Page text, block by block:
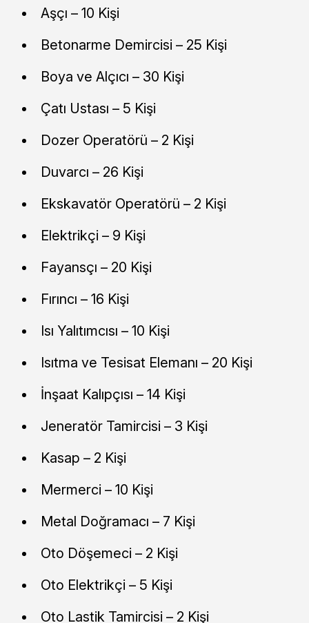
Aşçı – 10 Kişi
Betonarme Demircisi – 25 Kişi
Boya ve Alçıcı – 30 Kişi
Çatı Ustası – 5 Kişi
Dozer Operatörü – 2 Kişi
Duvarcı – 26 Kişi
Ekskavatör Operatörü – 2 Kişi
Elektrikçi – 9 Kişi
Fayansçı – 20 Kişi
Fırıncı – 16 Kişi
Isı Yalıtımcısı – 10 Kişi
Isıtma ve Tesisat Elemanı – 20 Kişi
İnşaat Kalıpçısı – 14 Kişi
Jeneratör Tamircisi – 3 Kişi
Kasap – 2 Kişi
Mermerci – 10 Kişi
Metal Doğramacı – 7 Kişi
Oto Döşemeci – 2 Kişi
Oto Elektrikçi – 5 Kişi
Oto Lastik Tamircisi – 2 Kişi